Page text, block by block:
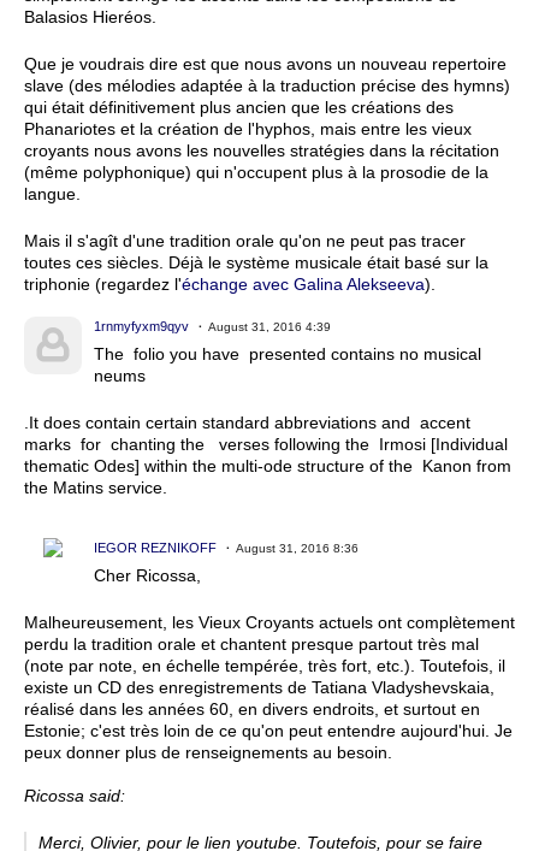
Balasios Hieréos.
Que je voudrais dire est que nous avons un nouveau repertoire
slave (des mélodies adaptée à la traduction précise des hymns)
qui était définitivement plus ancien que les créations des
Phanariotes et la création de l'hyphos, mais entre les vieux
croyants nous avons les nouvelles stratégies dans la récitation
(même polyphonique) qui n'occupent plus à la prosodie de la
langue.
Mais il s'agît d'une tradition orale qu'on ne peut pas tracer
toutes ces siècles. Déjà le système musicale était basé sur la
triphonie (regardez l'échange avec Galina Alekseeva).
1rnmyfyxm9qyv August 31, 2016 4:39
The folio you have presented contains no musical
neums
.It does contain certain standard abbreviations and accent
marks for chanting the verses following the Irmosi [Individual
thematic Odes] within the multi-ode structure of the Kanon from
the Matins service.
IEGOR REZNIKOFF August 31, 2016 8:36
Cher Ricossa,
Malheureusement, les Vieux Croyants actuels ont complètement
perdu la tradition orale et chantent presque partout très mal
(note par note, en échelle tempérée, très fort, etc.). Toutefois, il
existe un CD des enregistrements de Tatiana Vladyshevskaia,
réalisé dans les années 60, en divers endroits, et surtout en
Estonie; c'est très loin de ce qu'on peut entendre aujourd'hui. Je
peux donner plus de renseignements au besoin.
Ricossa said:
Merci, Olivier, pour le lien youtube. Toutefois, pour se faire